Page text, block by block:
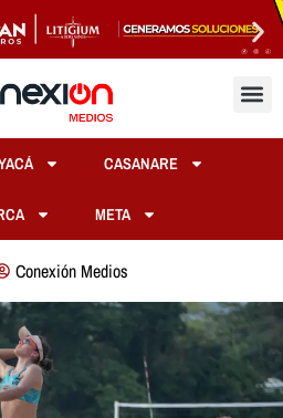
CASANARE
META
Conexión Medios